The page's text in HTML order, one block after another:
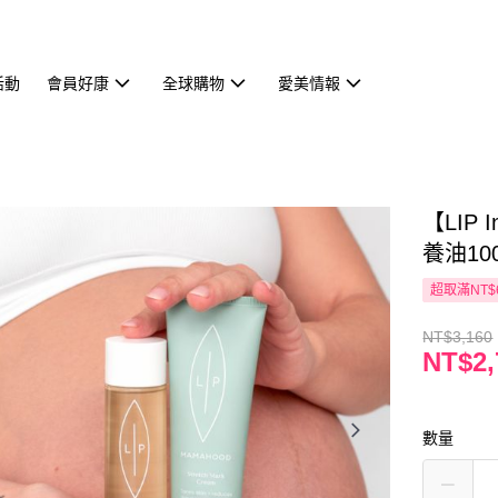
動 會員好康 全球購物 愛美情報
【LIP
養油
超取滿
NT$3,160
數量